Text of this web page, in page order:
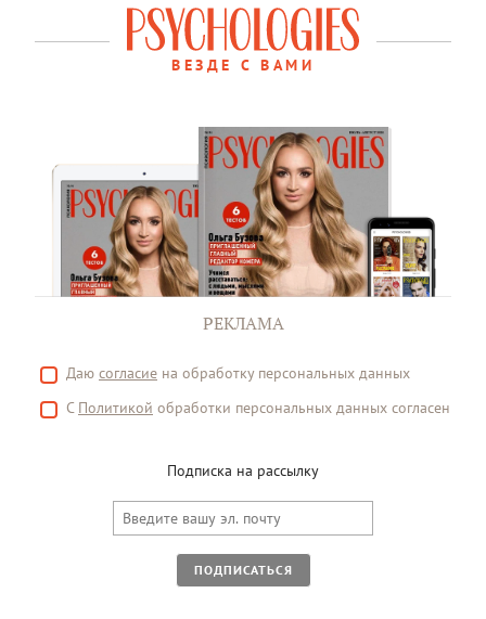
ВЕЗДЕ С ВАМИ
РЕКЛАМА
Даю согласие на обработку персональных данных
С Политикой обработки персональных данных согласен
Подписка на рассылку
ПОДПИСАТЬСЯ